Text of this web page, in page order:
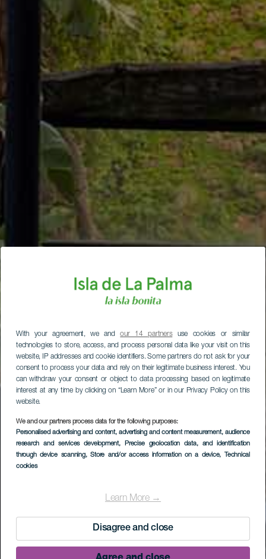
With your agreement, we andour 14 partnersuse cookies or similar
technologies to store, access, and process personal data like your visit on this
website, IP addresses and cookie identifiers. Some partners do not ask for your
consent to process your data and rely on their legitimate business interest. You
can withdraw your consent or object to data processing based on legitimate
interest at any time by clicking on “Learn More” or in our Privacy Policy on this
website.
We and our partners process data for the following purposes:
Personalised advertising and content, advertising and content measurement, audience
research and services development, Precise geolocation data, and identification
through device scanning, Store and/or access information on a device, Technical
cookies
Learn More →
Disagree and close